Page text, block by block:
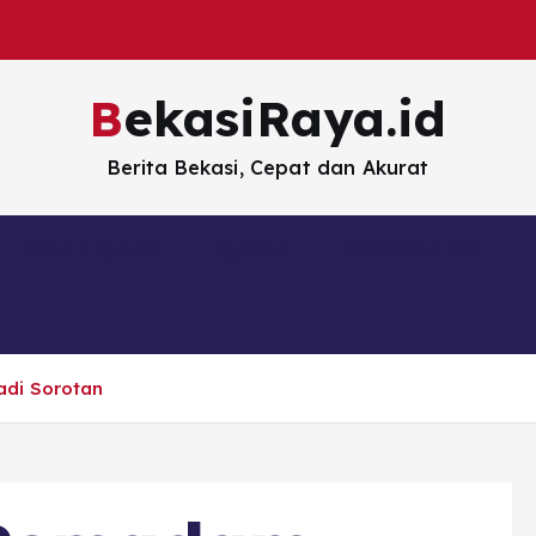
BekasiRaya.id
Berita Bekasi, Cepat dan Akurat
Sorotan